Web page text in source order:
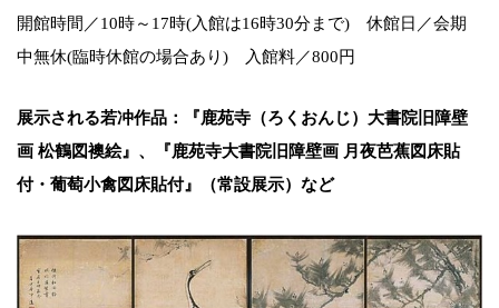
開館時間／10時～17時(入館は16時30分まで) 休館日／会期
中無休(臨時休館の場合あり) 入館料／800円
展示される若冲作品：『鹿苑寺（ろくおんじ）大書院旧障壁
画 松鶴図襖絵』、『鹿苑寺大書院旧障壁画 月夜芭蕉図床貼
付・葡萄小禽図床貼付』（常設展示）など